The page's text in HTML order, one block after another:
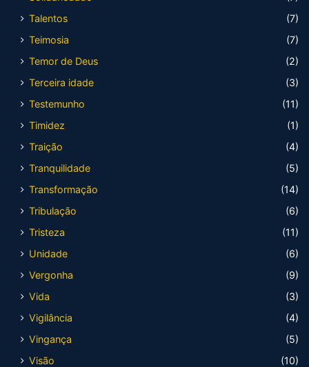
Talentos
(7)
Teimosia
(7)
Temor de Deus
(2)
Terceira idade
(3)
Testemunho
(11)
Timidez
(1)
Traição
(4)
Tranquilidade
(5)
Transformação
(14)
Tribulação
(6)
Tristeza
(11)
Unidade
(6)
Vergonha
(9)
Vida
(3)
Vigilância
(4)
Vingança
(5)
Visão
(10)